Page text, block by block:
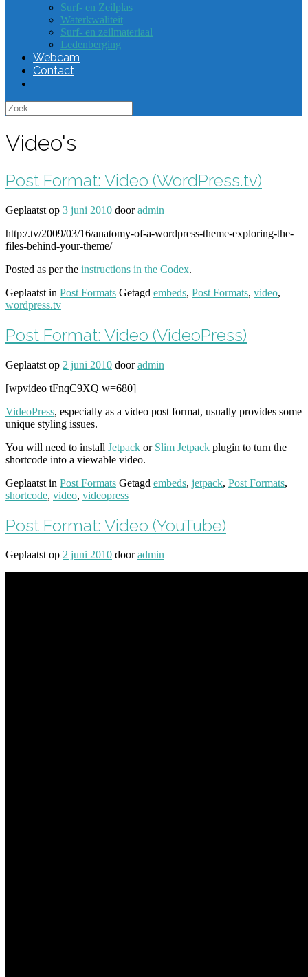
Surf- en Zeilplas
Waterkwaliteit
Surf- en zeilmateriaal
Ledenberging
Webcam
Contact
Video's
Post Format: Video (WordPress.tv)
Geplaatst op 3 juni 2010 dooradmin
http:/.tv/2009/03/16/anatomy-of-a-wordpress-theme-exploring-the-
files-behind-your-theme/
Posted as per the instructions in the Codex.
Geplaatst in Post Formats Getagd embeds, Post Formats, video,
wordpress.tv
Post Format: Video (VideoPress)
Geplaatst op 2 juni 2010 dooradmin
[wpvideo tFnqC9XQ w=680]
VideoPress, especially as a video post format, usually provides some
unique styling issues.
You will need to install Jetpack or Slim Jetpack plugin to turn the
shortcode into a viewable video.
Geplaatst in Post Formats Getagd embeds, jetpack, Post Formats,
shortcode, video, videopress
Post Format: Video (YouTube)
Geplaatst op 2 juni 2010 dooradmin